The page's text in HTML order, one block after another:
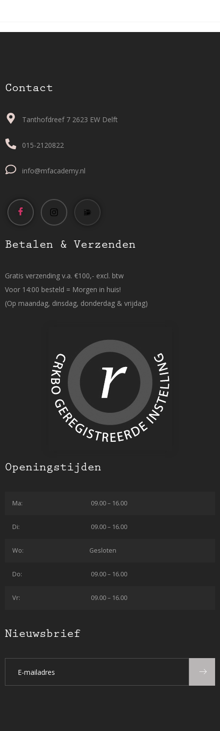
Contact
Tanthofdreef 7 2623 EW Delft
015-2120822
info@mfacademy.nl
Betalen & Verzenden
Gratis verzending v.a. €100,- excl. btw
Voor 14:00 besteld = Morgen in huis!
(Op maandag, dinsdag, donderdag & vrijdag)
Openingstijden
Ma: 09.00 – 16.00
Di: 09.00 – 16.00
Wo: Gesloten
Do: 09.00 – 16.00
Vr: 09.00 – 16.00
Nieuwsbrief